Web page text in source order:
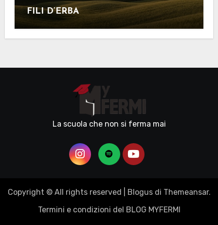
FILI D’ERBA
La scuola che non si ferma mai
Copyright © All rights reserved Blogusdi Themeansar.
Termini e condizioni del BLOG MYFERMI